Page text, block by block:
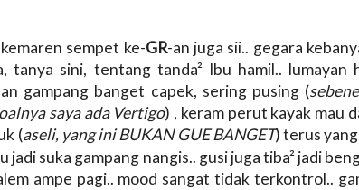
sempet ke-GR-an juga sii.. gegara
tanya sini, tentang tanda² Ibu hamil.. lumayan
gampang banget capek, sering pusing (
saya ada Vertigo) , keram perut kayak mau
(aseli, yang ini BUKAN GUE BANGET) terus
jadi suka gampang nangis.. gusi juga tiba² jadi
ampe pagi.. mood sangat tidak terkontrol..